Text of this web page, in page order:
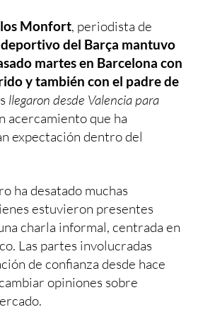
Monfort, periodista de
del Barça mantuvo
martes en Barcelona con
y también con el padre de
llegaron desde Valencia para
acercamiento que ha
expectación dentro del
ha desatado muchas
estuvieron presentes
charla informal, centrada en
Las partes involucradas
de confianza desde hace
opiniones sobre